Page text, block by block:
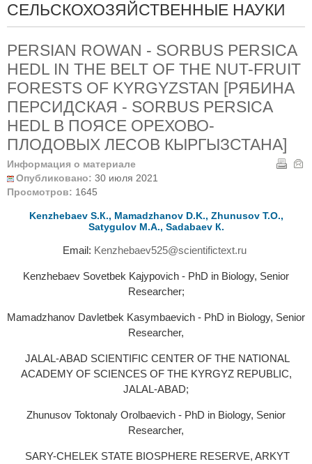
СЕЛЬСКОХОЗЯЙСТВЕННЫЕ НАУКИ
PERSIAN ROWAN - SORBUS PERSICA
HEDL IN THE BELT OF THE NUT-FRUIT
FORESTS OF KYRGYZSTAN [РЯБИНА
ПЕРСИДСКАЯ - SORBUS PERSICA
HEDL В ПОЯСЕ ОРЕХОВО-
ПЛОДОВЫХ ЛЕСОВ КЫРГЫЗСТАНА]
Информация о материале
Опубликовано: 30 июля 2021
Просмотров: 1645
Kenzhebaev S.К., Mamadzhanov D.K., Zhunusov Т.О.,
Satygulov М.А., Sadabaev К.
Email: Kenzhebaev525@scientifictext.ru
Kenzhebaev Sovetbek Kajypovich - PhD in Biology, Senior
Researcher;
Mamadzhanov Davletbek Kasymbaevich - PhD in Biology, Senior
Researcher,
JALAL-ABAD SCIENTIFIC CENTER OF THE NATIONAL
ACADEMY OF SCIENCES OF THE KYRGYZ REPUBLIC,
JALAL-ABAD;
Zhunusov Toktonaly Orolbaevich - PhD in Biology, Senior
Researcher,
SARY-CHELEK STATE BIOSPHERE RESERVE, ARKYT